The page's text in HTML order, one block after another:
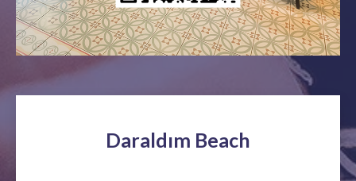
Daraldım Beach